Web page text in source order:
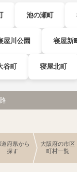
池の瀬町
屋川公園 寝屋新
谷町 寝屋北町
府県から
探す
大阪府の市区
町村一覧